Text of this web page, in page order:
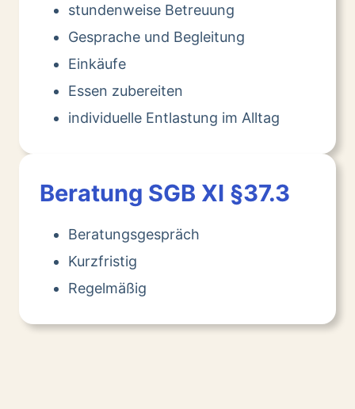
stundenweise Betreuung
Gesprache und Begleitung
Einkäufe
Essen zubereiten
individuelle Entlastung im Alltag
Beratung SGB XI §37.3
Beratungsgespräch
Kurzfristig
Regelmäßig